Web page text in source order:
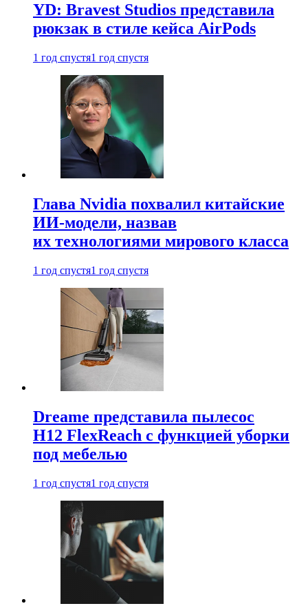
YD: Bravest Studios представила
рюкзак в стиле кейса AirPods
1 год спустя1 год спустя
Глава Nvidia похвалил китайские
ИИ-модели, назвав
их технологиями мирового класса
1 год спустя1 год спустя
Dreame представила пылесос
H12 FlexReach с функцией уборки
под мебелью
1 год спустя1 год спустя